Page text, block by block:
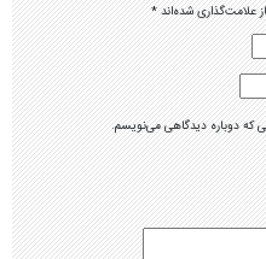
علامت‌گذاری شده‌اند*
که دوباره دیدگاهی می‌نویسم.